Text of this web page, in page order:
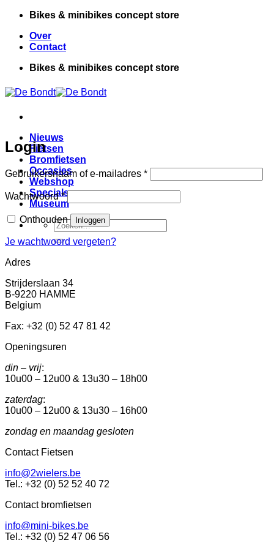
inhoud
Bikes & minibikes concept store
Over
Contact
Bikes & minibikes concept store
Nieuws
Fietsen
Bromfietsen
Occasies
Webshop
Specials
Museum
Zoeken
naar:
Login
Gebruikersnaam of e-mailadres *Vereist
Wachtwoord*Vereist
Onthouden Inloggen
Je wachtwoord vergeten?
Adres
Strijderslaan 34
B-9220 HAMME
Belgium
Fax: +32 (0) 52 47 81 42
Openingsuren
din – vrij:
10u00 – 12u00 & 13u30 – 18h00
zaterdag:
10u00 – 12u00 & 13u30 – 16h00
zondag en maandag gesloten
Contact Fietsen
info@2wielers.be
Tel.: +32 (0) 52 52 40 72
Contact bromfietsen
info@mini-bikes.be
Tel.: +32 (0) 52 47 06 56